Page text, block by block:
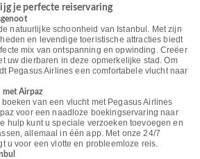
je perfecte reiservaring
natuurlijke schoonheid van Istanbul. Met zijn
en levendige toeristische attracties biedt
mix van ontspanning en opwinding. Creëer
uw dierbaren in deze opmerkelijke stad. Om
Pegasus Airlines een comfortabele vlucht naar
met Airpaz
van een vlucht met Pegasus Airlines
voor een naadloze boekingservaring naar
hulp kunt u speciale verzoeken toevoegen en
allemaal in één app. Met onze 24/7
u voor een vlotte en probleemloze reis.